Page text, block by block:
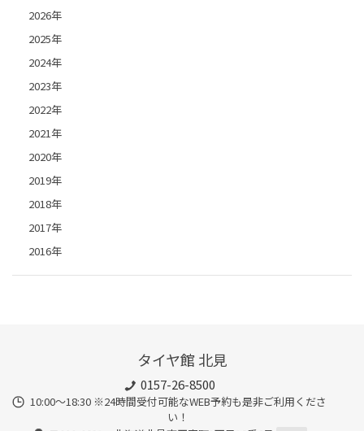
2026年
2025年
2024年
2023年
2022年
2021年
2020年
2019年
2018年
2017年
2016年
タイヤ館 北見
0157-26-8500
10:00～18:30 ※24時間受付可能なWEB予約も是非ご利用くださ
い！